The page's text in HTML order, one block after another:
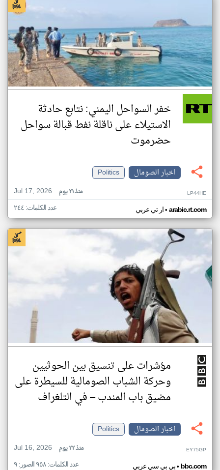
خفر السواحل اليمني: نتابع حادثة
الاستيلاء على ناقلة نفط قبالة سواحل
حضرموت
اخبار الصومال
Politics
Jul 17, 2026
منذ ٢١ يوم LP44HE
ار تي عربي• arabic.rt.com عدد الكلمات: ٢٤٤
مؤشرات على تنسيق بين الحوثيين
وحركة الشباب الصومالية للسيطرة على
مضيق باب المندب – في التلغراف
اخبار الصومال
Politics
Jul 16, 2026
منذ ٢٢ يوم EY75GP
بي بي سي عربي• bbc.com عدد الكلمات: ٩٥٨ الصور: ٩